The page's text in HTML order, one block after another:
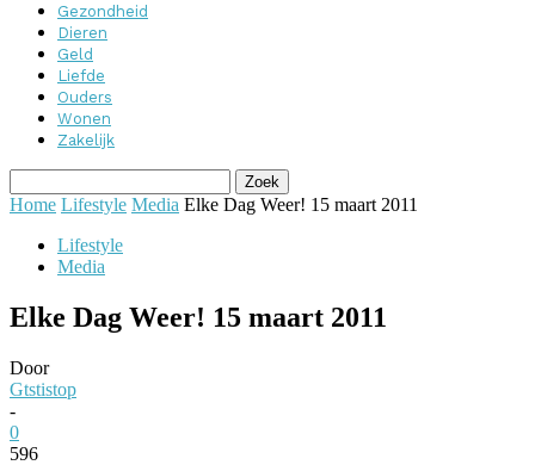
Gezondheid
Dieren
Geld
Liefde
Ouders
Wonen
Zakelijk
Home Lifestyle Media Elke Dag Weer! 15 maart 2011
Lifestyle
Media
Elke Dag Weer! 15 maart 2011
Door
Gtstistop
-
0
596